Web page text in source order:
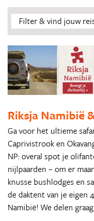
Filter & vind jouw
Riksja Namibië
Ga voor het ultieme
Caprivistrook en
NP: overal spot je
nijlpaarden – om er
knusse bushlodges en
de daktent van je eigen
Namibië! We delen